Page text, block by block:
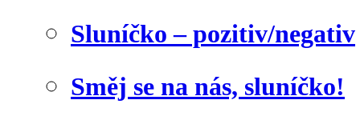
Sluníčko – pozitiv/negativ
Směj se na nás, sluníčko!